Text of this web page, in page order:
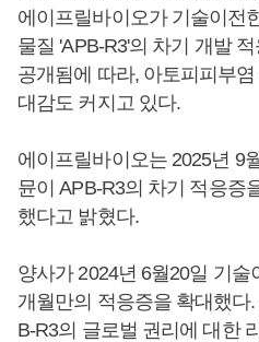
에이프릴바이오가 기술이전
물질 'APB-R3'의 차기 개발
공개됨에 따라, 아토피피부
대감도 커지고 있다.
에이프릴바이오는 2025년 9
뮨이 APB-R3의 차기 적응증
했다고 밝혔다.
양사가 2024년 6월20일 기
개월만의 적응증을 확대했다
B-R3의 글로벌 권리에 대한